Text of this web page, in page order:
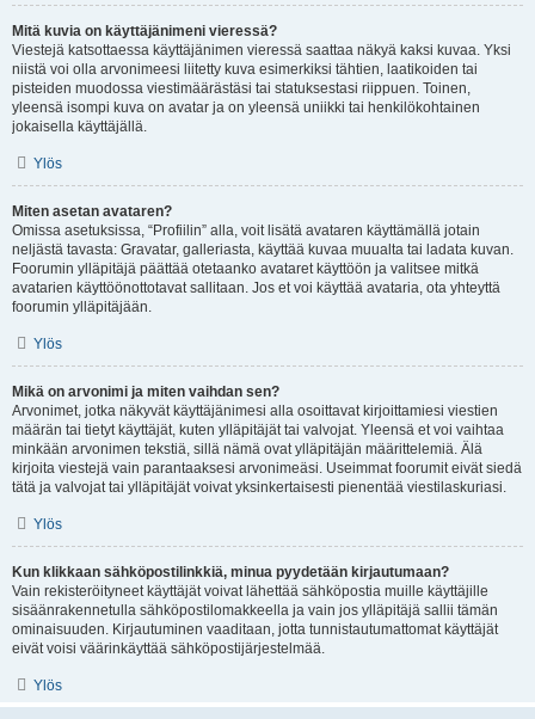
Mitä kuvia on käyttäjänimeni vieressä?
Viestejä katsottaessa käyttäjänimen vieressä saattaa näkyä kaksi kuvaa. Yksi
niistä voi olla arvonimeesi liitetty kuva esimerkiksi tähtien, laatikoiden tai
pisteiden muodossa viestimäärästäsi tai statuksestasi riippuen. Toinen,
yleensä isompi kuva on avatar ja on yleensä uniikki tai henkilökohtainen
jokaisella käyttäjällä.
Ylös
Miten asetan avataren?
Omissa asetuksissa, “Profiilin” alla, voit lisätä avataren käyttämällä jotain
neljästä tavasta: Gravatar, galleriasta, käyttää kuvaa muualta tai ladata kuvan.
Foorumin ylläpitäjä päättää otetaanko avataret käyttöön ja valitsee mitkä
avatarien käyttöönottotavat sallitaan. Jos et voi käyttää avataria, ota yhteyttä
foorumin ylläpitäjään.
Ylös
Mikä on arvonimi ja miten vaihdan sen?
Arvonimet, jotka näkyvät käyttäjänimesi alla osoittavat kirjoittamiesi viestien
määrän tai tietyt käyttäjät, kuten ylläpitäjät tai valvojat. Yleensä et voi vaihtaa
minkään arvonimen tekstiä, sillä nämä ovat ylläpitäjän määrittelemiä. Älä
kirjoita viestejä vain parantaaksesi arvonimeäsi. Useimmat foorumit eivät siedä
tätä ja valvojat tai ylläpitäjät voivat yksinkertaisesti pienentää viestilaskuriasi.
Ylös
Kun klikkaan sähköpostilinkkiä, minua pyydetään kirjautumaan?
Vain rekisteröityneet käyttäjät voivat lähettää sähköpostia muille käyttäjille
sisäänrakennetulla sähköpostilomakkeella ja vain jos ylläpitäjä sallii tämän
ominaisuuden. Kirjautuminen vaaditaan, jotta tunnistautumattomat käyttäjät
eivät voisi väärinkäyttää sähköpostijärjestelmää.
Ylös